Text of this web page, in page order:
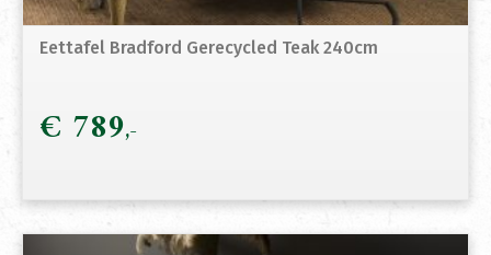
Eettafel Bradford Gerecycled Teak 240cm
€ 789